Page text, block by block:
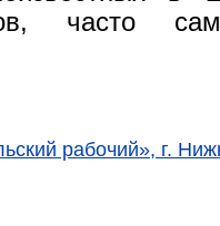
часто
рабочий», г.